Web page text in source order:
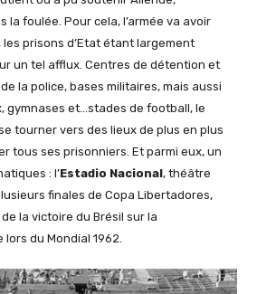
la foulée. Pour cela, l’armée va avoir
prisons d’Etat étant largement
un tel afflux. Centres de détention et
la police, bases militaires, mais aussi
gymnases et…stades de football, le
tourner vers des lieux de plus en plus
tous ses prisonniers. Et parmi eux, un
: l’Estadio Nacional, théâtre
finales de Copa Libertadores,
la victoire du Brésil sur la
lors du Mondial 1962.